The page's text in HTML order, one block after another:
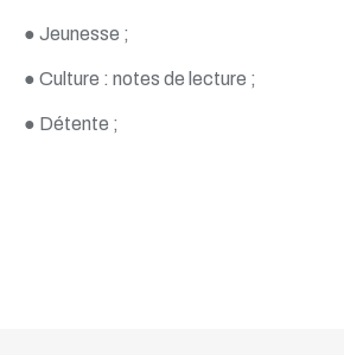
● Jeunesse ;
● Culture : notes de lecture ;
● Détente ;